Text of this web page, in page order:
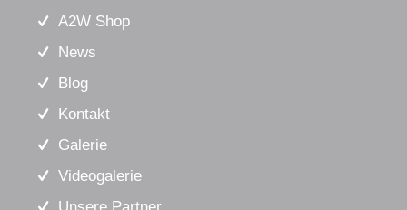
A2W Shop
News
Blog
Kontakt
Galerie
Videogalerie